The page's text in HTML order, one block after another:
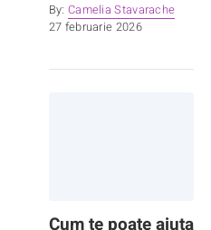
By: Camelia Stavarache
27 februarie 2026
Cum te poate ajuta